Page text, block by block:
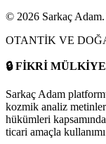
© 2026 Sarkaç Adam.
OTANTİK VE
🔒FİKRİ
Sarkaç Adam
kozmik analiz
hükümleri
ticari amaçla